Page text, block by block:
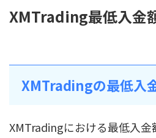
XMTrading最低入金
XMTradingの最低入
XMTradingにおける最低入